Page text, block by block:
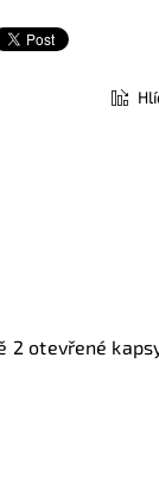
2 otevřené